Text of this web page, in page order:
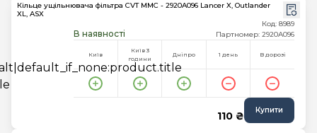
Кільце ущільнювача фільтра CVT MMC - 2920A096 Lancer X, Outlander
XL, ASX
В наявності
Код: 8989
Партномер: 2920A096
Київ
Київ 3
години
Дніпро 1 день В дорозі
110 ₴ Купити